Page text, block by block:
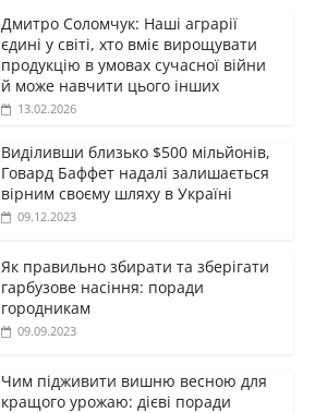
Дмитро Соломчук: Наші аграрії
єдині у світі, хто вміє вирощувати
продукцію в умовах сучасної війни
й може навчити цього інших
13.02.2026
Виділивши близько $500 мільйонів,
Говард Баффет надалі залишається
вірним своєму шляху в Україні
09.12.2023
Як правильно збирати та зберігати
гарбузове насіння: поради
городникам
09.09.2023
Чим підживити вишню весною для
кращого урожаю: дієві поради